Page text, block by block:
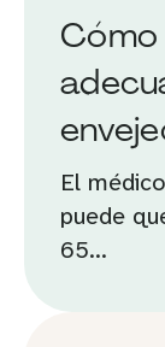
El
puede
65...